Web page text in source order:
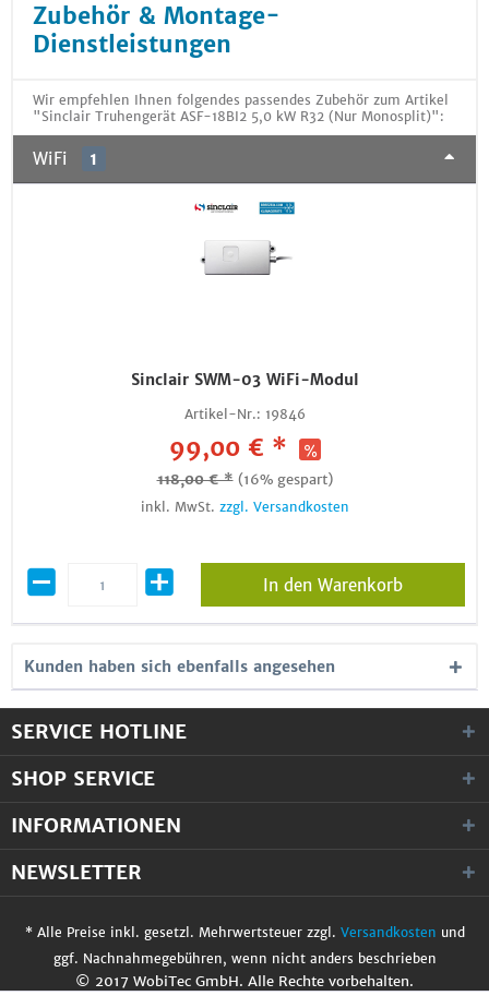
Zubehör & Montage-
Dienstleistungen
Wir empfehlen Ihnen folgendes passendes Zubehör zum Artikel
"Sinclair Truhengerät ASF-18BI2 5,0 kW R32 (Nur Monosplit)":
WiFi 1
Sinclair SWM-03 WiFi-Modul
Artikel-Nr.: 19846
99,00 € *
118,00 € * (16% gespart)
inkl. MwSt. zzgl. Versandkosten
In den Warenkorb
Kunden haben sich ebenfalls angesehen
SERVICE HOTLINE
SHOP SERVICE
INFORMATIONEN
NEWSLETTER
* Alle Preise inkl. gesetzl. Mehrwertsteuer zzgl. Versandkosten und
ggf. Nachnahmegebühren, wenn nicht anders beschrieben
© 2017 WobiTec GmbH. Alle Rechte vorbehalten.